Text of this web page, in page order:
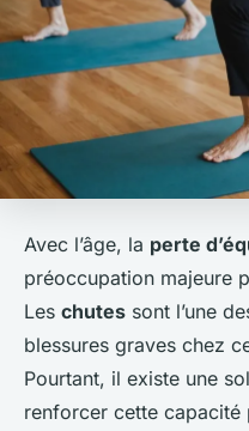
Avec l’âge, la perte
préoccupation majeure
Les chutes sont l’une
blessures graves chez
Pourtant, il existe une
renforcer cette capacité